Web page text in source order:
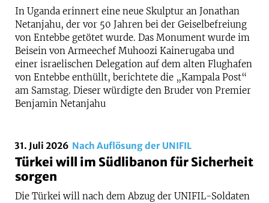
In Uganda erinnert eine neue Skulptur an Jonathan
Netanjahu, der vor 50 Jahren bei der Geiselbefreiung
von Entebbe getötet wurde. Das Monument wurde im
Beisein von Armeechef Muhoozi Kainerugaba und
einer israelischen Delegation auf dem alten Flughafen
von Entebbe enthüllt, berichtete die „Kampala Post“
am Samstag. Dieser würdigte den Bruder von Premier
Benjamin Netanjahu
31. Juli 2026 Nach Auflösung der UNIFIL
Türkei will im Südlibanon für Sicherheit
sorgen
Die Türkei will nach dem Abzug der UNIFIL-Soldaten